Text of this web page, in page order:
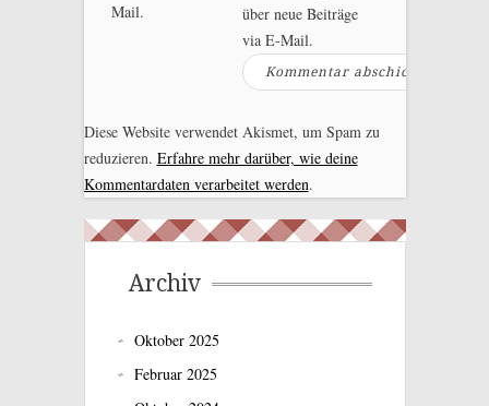
Mail.
über neue Beiträge
via E-Mail.
Diese Website verwendet Akismet, um Spam zu
reduzieren. Erfahre mehr darüber, wie deine
Kommentardaten verarbeitet werden.
Archiv
Oktober 2025
Februar 2025